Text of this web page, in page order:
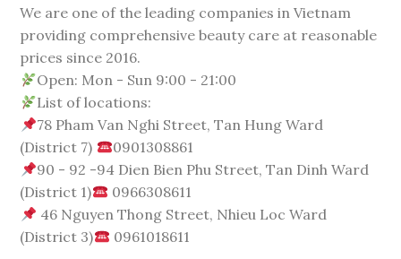
We are one of the leading companies in Vietnam
providing comprehensive beauty care at reasonable
prices since 2016.
Open: Mon - Sun 9:00 - 21:00
List of locations:
78 Pham Van Nghi Street, Tan Hung Ward
(District 7)
0901308861
90 - 92 -94 Dien Bien Phu Street, Tan Dinh Ward
(District 1)
0966308611
46 Nguyen Thong Street, Nhieu Loc Ward
(District 3)
0961018611